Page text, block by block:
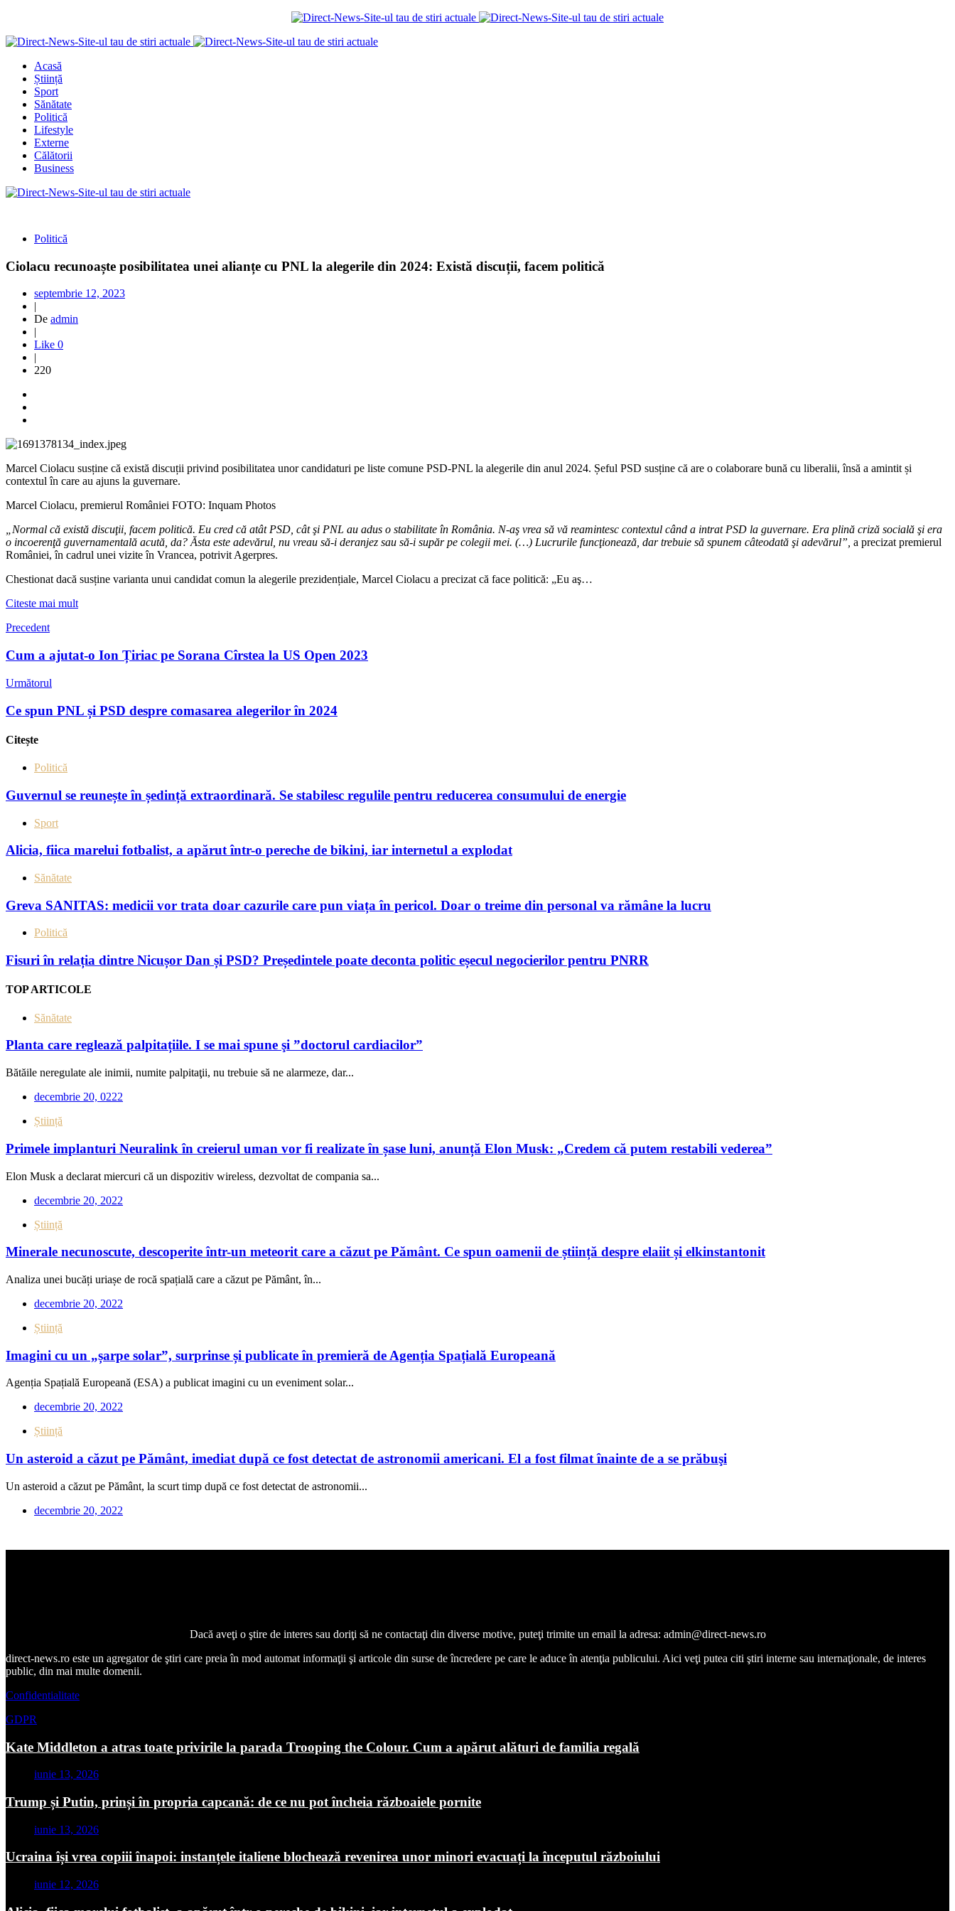
Acasă
Știință
Sport
Sănătate
Politică
Lifestyle
Externe
Călătorii
Business
Politică
Ciolacu recunoaște posibilitatea unei alianțe cu PNL la alegerile din 2024: Există discuții, facem politică
septembrie 12, 2023
|
De admin
|
Like 0
|
220
Marcel Ciolacu susține că există discuții privind posibilitatea unor candidaturi pe liste comune PSD-PNL la alegerile din anul 2024. Șeful PSD susține că are o colaborare bună cu liberalii, însă a amintit și
contextul în care au ajuns la guvernare.
Marcel Ciolacu, premierul României FOTO: Inquam Photos
„Normal că există discuţii, facem politică. Eu cred că atât PSD, cât şi PNL au adus o stabilitate în România. N-aş vrea să vă reamintesc contextul când a intrat PSD la guvernare. Era plină criză socială şi era
o incoerenţă guvernamentală acută, da? Ăsta este adevărul, nu vreau să-i deranjez sau să-i supăr pe colegii mei. (…) Lucrurile funcţionează, dar trebuie să spunem câteodată şi adevărul”, a precizat premierul
României, în cadrul unei vizite în Vrancea, potrivit Agerpres.
Chestionat dacă susține varianta unui candidat comun la alegerile prezidențiale, Marcel Ciolacu a precizat că face politică: „Eu aş…
Citeste mai mult
Precedent
Cum a ajutat-o Ion Țiriac pe Sorana Cîrstea la US Open 2023
Următorul
Ce spun PNL și PSD despre comasarea alegerilor în 2024
Citește
Politică
Guvernul se reunește în ședință extraordinară. Se stabilesc regulile pentru reducerea consumului de energie
Sport
Alicia, fiica marelui fotbalist, a apărut într-o pereche de bikini, iar internetul a explodat
Sănătate
Greva SANITAS: medicii vor trata doar cazurile care pun viața în pericol. Doar o treime din personal va rămâne la lucru
Politică
Fisuri în relația dintre Nicușor Dan și PSD? Președintele poate deconta politic eșecul negocierilor pentru PNRR
TOP ARTICOLE
Sănătate
Planta care reglează palpitațiile. I se mai spune şi ”doctorul cardiacilor”
Bătăile neregulate ale inimii, numite palpitaţii, nu trebuie să ne alarmeze, dar...
decembrie 20, 0222
Știință
Primele implanturi Neuralink în creierul uman vor fi realizate în șase luni, anunță Elon Musk: „Credem că putem restabili vederea”
Elon Musk a declarat miercuri că un dispozitiv wireless, dezvoltat de compania sa...
decembrie 20, 2022
Știință
Minerale necunoscute, descoperite într-un meteorit care a căzut pe Pământ. Ce spun oamenii de știință despre elaiit și elkinstantonit
Analiza unei bucăți uriașe de rocă spațială care a căzut pe Pământ, în...
decembrie 20, 2022
Știință
Imagini cu un „șarpe solar”, surprinse și publicate în premieră de Agenția Spațială Europeană
Agenția Spațială Europeană (ESA) a publicat imagini cu un eveniment solar...
decembrie 20, 2022
Știință
Un asteroid a căzut pe Pământ, imediat după ce fost detectat de astronomii americani. El a fost filmat înainte de a se prăbuşi
Un asteroid a căzut pe Pământ, la scurt timp după ce fost detectat de astronomii...
decembrie 20, 2022
Dacă aveţi o ştire de interes sau doriţi să ne contactaţi din diverse motive, puteţi trimite un email la adresa: admin@direct-news.ro
direct-news.ro este un agregator de ştiri care preia în mod automat informaţii şi articole din surse de încredere pe care le aduce în atenţia publicului. Aici veţi putea citi ştiri interne sau internaţionale, de interes
public, din mai multe domenii.
Confidentialitate
GDPR
Kate Middleton a atras toate privirile la parada Trooping the Colour. Cum a apărut alături de familia regală
iunie 13, 2026
Trump și Putin, prinși în propria capcană: de ce nu pot încheia războaiele pornite
iunie 13, 2026
Ucraina își vrea copiii înapoi: instanțele italiene blochează revenirea unor minori evacuați la începutul războiului
iunie 12, 2026